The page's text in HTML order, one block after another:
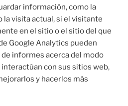
información, como la
la visita actual, si el visitante
en el sitio o el sitio del que
Google Analytics pueden
informes acerca del modo
con sus sitios web,
y hacerlos más